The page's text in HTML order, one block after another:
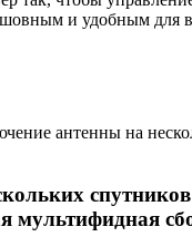
и удобным для
мультифидная